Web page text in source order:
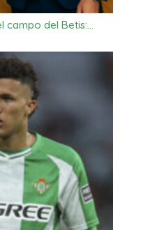
campo del Betis:…